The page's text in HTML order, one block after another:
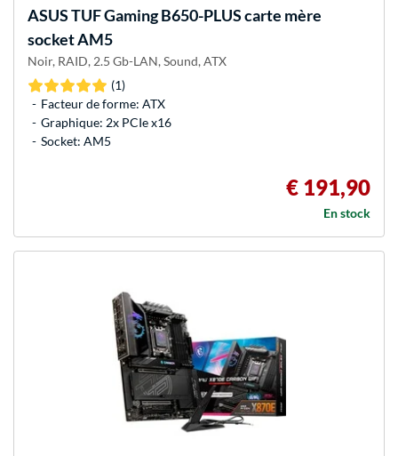
ASUSTUF Gaming B650-PLUS carte mère
socket AM5
Noir, RAID, 2.5 Gb-LAN, Sound, ATX
(1)
Facteur de forme: ATX
Graphique: 2x PCIe x16
Socket: AM5
€ 191,90
En stock